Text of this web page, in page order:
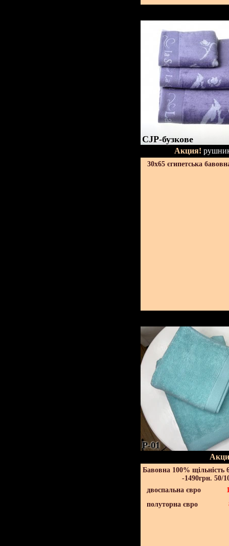
CJP-бузкове
Акция!
30х65 єгипетська
P-01
Бавовна 100% щільність
-1490грн. 50/
двоспальна євро
полуторна євро